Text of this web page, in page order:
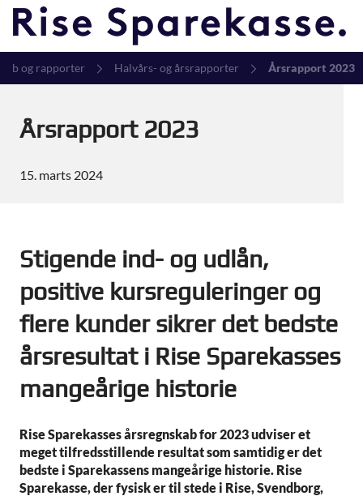
og rapporter Halvårs- og årsrapporter Årsrapport 2023
Årsrapport 2023
15. marts 2024
Stigende ind- og udlån,
positive kursreguleringer og
flere kunder sikrer det bedste
årsresultat i Rise Sparekasses
mangeårige historie
Rise Sparekasses årsregnskab for 2023 udviser et
meget tilfredsstillende resultat som samtidig er det
bedste i Sparekassens mangeårige historie. Rise
Sparekasse, der fysisk er til stede i Rise, Svendborg,